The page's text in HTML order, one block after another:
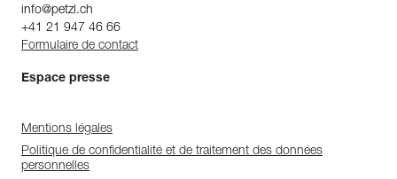
info@petzl.ch
+41 21 947 46 66
Formulaire de contact
Espace presse
Mentions légales
Politique de confidentialité et de traitement des données
personnelles